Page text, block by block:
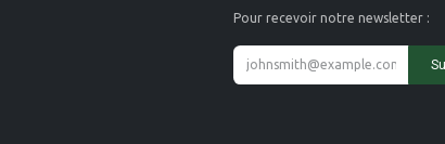
Pour recevoir notre newsletter :